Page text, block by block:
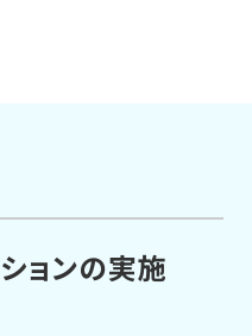
ョンの実施